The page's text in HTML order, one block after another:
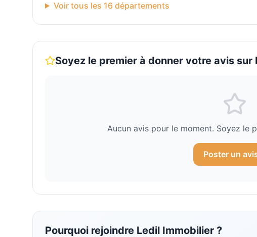
Voir tous les 16départements
Soyez le premier à donner votre avis sur
Aucun avis pour le moment. Soyez le
Poster un
Pourquoi rejoindre Ledil Immobilier ?